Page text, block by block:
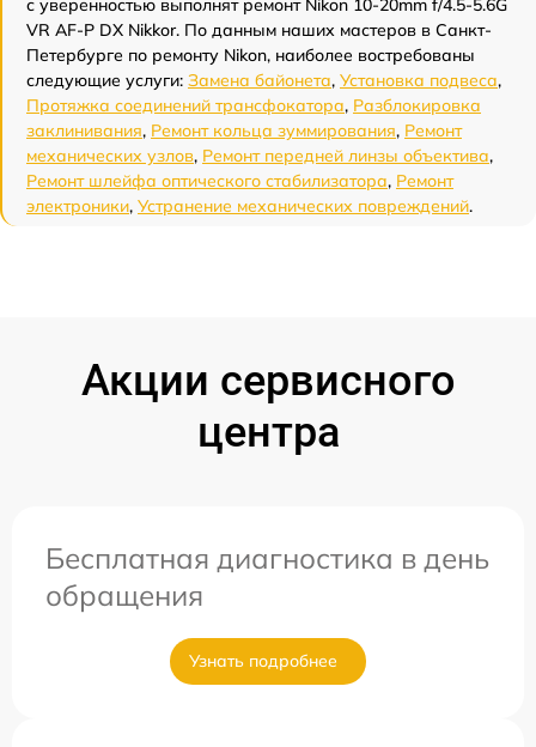
VR AF-P DX Nikkor. По данным наших мастеров в Санкт-
Петербурге по ремонту Nikon, наиболее востребованы
следующие услуги: Замена байонета, Установка подвеса,
Протяжка соединений трансфокатора, Разблокировка
заклинивания, Ремонт кольца зуммирования, Ремонт
механических узлов, Ремонт передней линзы объектива,
Ремонт шлейфа оптического стабилизатора, Ремонт
электроники, Устранение механических повреждений.
Акции сервисного
центра
Бесплатная диагностика в день
обращения
Узнать подробнее